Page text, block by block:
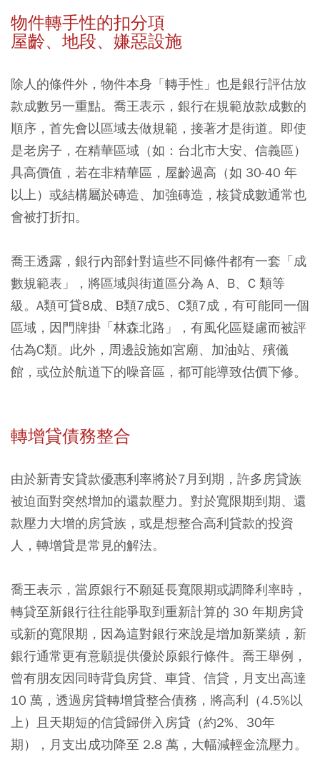
物件轉手性的扣分項
屋齡、地段、嫌惡設施
除人的條件外，物件本身「轉手性」也是銀行評估放
款成數另一重點。喬王表示，銀行在規範放款成數的
順序，首先會以區域去做規範，接著才是街道。即使
是老房子，在精華區域（如：台北市大安、信義區）
具高價值，若在非精華區，屋齡過高（如 30-40 年
以上）或結構屬於磚造、加強磚造，核貸成數通常也
會被打折扣。
喬王透露，銀行內部針對這些不同條件都有一套「成
數規範表」，將區域與街道區分為 A、B、C 類等
級。A類可貸8成、B類7成5、C類7成，有可能同一個
區域，因門牌掛「林森北路」，有風化區疑慮而被評
估為C類。此外，周邊設施如宮廟、加油站、殯儀
館，或位於航道下的噪音區，都可能導致估價下修。
轉增貸債務整合
由於新青安貸款優惠利率將於7月到期，許多房貸族
被迫面對突然增加的還款壓力。對於寬限期到期、還
款壓力大增的房貸族，或是想整合高利貸款的投資
人，轉增貸是常見的解法。
喬王表示，當原銀行不願延長寬限期或調降利率時，
轉貸至新銀行往往能爭取到重新計算的 30 年期房貸
或新的寬限期，因為這對銀行來說是增加新業績，新
銀行通常更有意願提供優於原銀行條件。喬王舉例，
曾有朋友因同時背負房貸、車貸、信貸，月支出高達
10 萬，透過房貸轉增貸整合債務，將高利（4.5%以
上）且天期短的信貸歸併入房貸（約2%、30年
期），月支出成功降至 2.8 萬，大幅減輕金流壓力。